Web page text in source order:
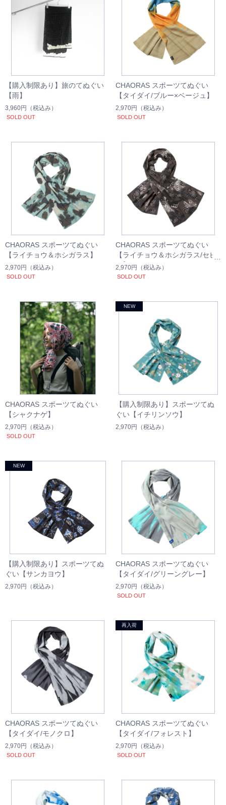
【購入制限あり】旅のてぬぐい
【雨】
3,960円 （税込み）
SOLD OUT
CHAORAS スポーツてぬぐい
【タイダイ/ブルー×ベージュ】
2,970円 （税込み）
SOLD OUT
CHAORAS スポーツてぬぐい
【ライチョウ＆ホシガラス】
2,970円 （税込み）
SOLD OUT
CHAORAS スポーツてぬぐい
【ライチョウ＆ホシガラス/セピ
ア】
2,970円 （税込み）
SOLD OUT
CHAORAS スポーツてぬぐい
【シャクナゲ】
2,970円 （税込み）
SOLD OUT
【購入制限あり】スポーツてぬ
ぐい【イチリンソウ】
2,970円 （税込み）
【購入制限あり】スポーツてぬ
ぐい【サンカヨウ】
2,970円 （税込み）
CHAORAS スポーツてぬぐい
【タイダイ/グリーングレー】
2,970円 （税込み）
SOLD OUT
CHAORAS スポーツてぬぐい
【タイダイ/モノクロ】
2,970円 （税込み）
SOLD OUT
CHAORAS スポーツてぬぐい
【タイダイ/フォレスト】
2,970円 （税込み）
SOLD OUT